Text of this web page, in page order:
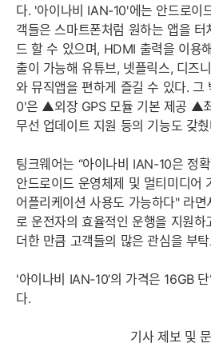
다. '아이나비 IAN-10'에는 안드로이
객들은 스마트폰처럼 원하는 앱을
드 할 수 있으며, HDMI 출력을 이용
출이 가능해 유튜브, 넷플릭스, 디즈
와 뮤직앱을 편하게 즐길 수 있다. 그
0'은 ▲외장 GPS 모듈 기본 제공 ▲
무선 업데이트 지원 등의 기능도 갖
팅크웨어는 “아이나비 IAN-10은 정
안드로이드 운영체제 및 멀티미디어
어플리케이션 사용도 가능하다" 라
로 운전자의 효율적인 운행을 지원하
더한 만큼 고객들의 많은 관심을 부
'아이나비 IAN-10’의 가격은 16GB
다.
기사 제보 및